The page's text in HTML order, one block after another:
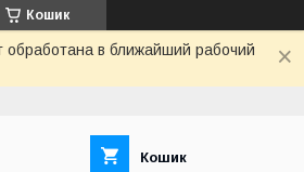
Кошик
обработана в ближайший рабочий
Кошик